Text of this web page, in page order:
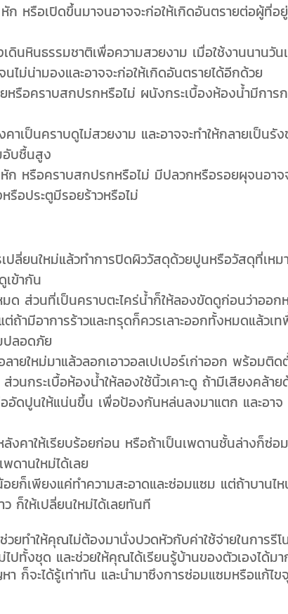
หรือเปิดขึ้นมาจนอาจจะก่อให้เกิดอันตรายต่อผู้ที่อยู่
นหินธรรมชาติเพื่อความสวยงาม เมื่อใช้งานนานวัน
ไม่น่ามองและอาจจะก่อให้เกิดอันตรายได้อีกด้วย
หรือคราบสกปรกหรือไม่ ผนังกระเบื้องห้องน้ำมีการ
เป็นคราบดูไม่สวยงาม และอาจจะทำให้กลายเป็นรั
อับชื้นสูง
ก หรือคราบสกปรกหรือไม่ มีปลวกหรือรอยผุจนอาจ
รือประตูมีรอยร้าวหรือไม่
ลี่ยนใหม่แล้วทำการปิดผิววัสดุด้วยปูนหรือวัสดุที่เหม
ข้ากัน
ส่วนที่เป็นคราบตะไคร่น้ำก็ให้ลองขัดดูก่อนว่าออก
ถ้ามีอาการร้าวและทรุดก็ควรเลาะออกทั้งหมดแล้วเ
ปลอดภัย
ายใหม่มาแล้วลอกเอาวอลเปเปอร์เก่าออก พร้อมติด
นกระเบื้อห้องน้ำให้ลองใช้นิ้วเคาะดู ถ้ามีเสียงคล้าย
อัดปูนให้แน่นขึ้น เพื่อป้องกันหล่นลงมาแตก และอาจ
งคาให้เรียบร้อยก่อน หรือถ้าเป็นเพดานชั้นล่างก็ซ่อม
ดานใหม่ได้เลย
ยก็เพียงแค่ทำความสะอาดและซ่อมแซม แต่ถ้าบานไ
ก็ให้เปลี่ยนใหม่ได้เลยทันที
ยทำให้คุณไม่ต้องมานั่งปวดหัวกับค่าใช้จ่ายในการรีโ
ทั้งชุด และช่วยให้คุณได้เรียนรู้บ้านของตัวเองได้ม
ก็จะได้รู้เท่าทัน และนำมาซึงการซ่อมแซมหรือแก้ไข